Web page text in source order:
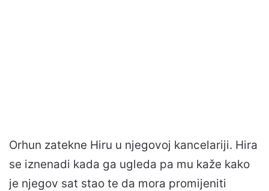
Orhun zatekne Hiru u njegovoj kancelariji. Hira
se iznenadi kada ga ugleda pa mu kaže kako
je njegov sat stao te da mora promijeniti